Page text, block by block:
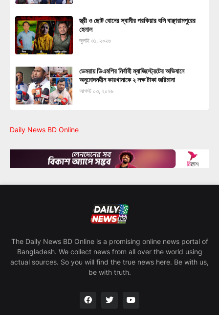
স্ত্রী ও ছোট বোনের স্বামীর পরকিয়ার বলি বাঞ্ছারামপুরের
হেলাল
জুলাই ৩১, ২০২৬
ডেমরায় ডিএমপির নির্বাহী ম্যাজিস্ট্রেটের অভিযানে
অনুমোদনহীন কারখানাকে ২ লক্ষ টাকা জরিমানা
আগস্ট ০৩, ২০২৬
Daily News BD Online
The Daily News BD Online is a promising online news portal of
Bangladesh. We collect news from all over the world using
actual sources. So you will find the true news here. Be with us,
be with truth.